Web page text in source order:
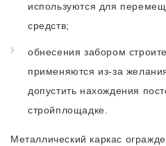
используются для
средств;
обнесения забором
применяются из-за
допустить нахождения
стройплощадке.
Металлический каркас